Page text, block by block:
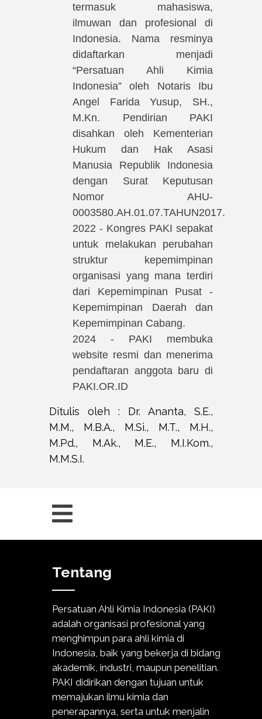
termasuk mahasiswa,
ilmuwan dan profesional di
Indonesia. Nama resminya
didaftarkan menjadi
“Persatuan Ahli Kimia
Indonesia” oleh Notaris Ibu
Angel Farida Yusup, SH.,
M.Kn. Pendirian PAKI
disahkan oleh Kementerian
Hukum dan Hak Asasi
Manusia Republik Indonesia
dengan Surat Keputusan
Nomor AHU-
0003580.AH.01.07.TAHUN2017.
2022 - Kongres PAKI sepakat
untuk melakukan perubahan
struktur kepemimpinan
organisasi yang mana terdiri
dari Kepemimpinan Pusat -
Kepemimpinan Daerah dan
Kepemimpinan Cabang.
2024 - PAKI membuka
website resmi dan menerima
pendaftaran anggota baru di
PAKI.OR.ID
Ditulis oleh : Dr. Ananta, S.E.,
M.M., M.B.A., M.Si., M.T., M.H.,
M.Pd., M.Ak., M.E., M.I.Kom.,
M.M.S.I.
Tentang
Persatuan Ahli Kimia Indonesia (PAKI)
adalah organisasi profesional yang
menghimpun para ahli kimia di
Indonesia, baik yang bekerja di bidang
akademik, industri, maupun penelitian.
PAKI didirikan dengan tujuan untuk
memajukan ilmu kimia dan
penerapannya, serta untuk menjalin